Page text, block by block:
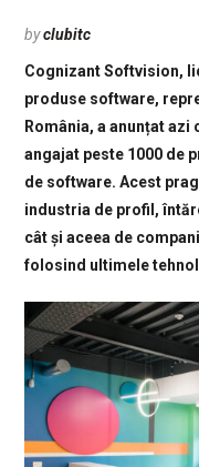
byclubitc
Cognizant Softvision,
produse software,
România, a anunțat azi
angajat peste 1000 de
de software. Acest
industria de profil,
cât și aceea de
folosind ultimele